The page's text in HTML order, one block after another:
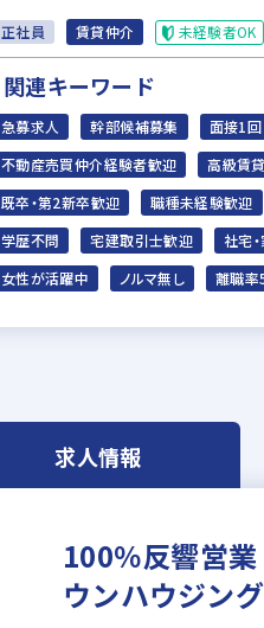
正社員 賃貸仲介 未経験者OK
関連キーワード
急募求人 幹部候補募集 面接1回
不動産売買仲介経験者歓迎
高級賃
既卒・第2新卒歓迎
職種未経験歓迎
学歴不問
宅建取引士歓迎 社宅
女性が活躍中
ノルマ無し 離職率
求人情報
100％反響営
ウンハウジン